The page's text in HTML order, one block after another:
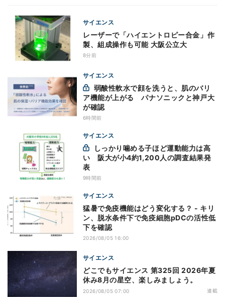
サイエンス
レーザーで「ハイエントロピー合金」作
製、組成操作も可能 大阪公立大
8分前
サイエンス
ア機能が上がる パナソニックと神戸大
が確認
6時間前
サイエンス
い 阪大が小4約1,200人の調査結果発
表
9時間前
サイエンス
猛暑で免疫機能はどう変化する？ - キリ
ン、脱水条件下で免疫細胞pDCの活性低
下を確認
2026/08/05 16:00
サイエンス
どこでもサイエンス 第325回 2026年夏
休み8月の星空、楽しみましょう。
2026/08/05 07:00 連載